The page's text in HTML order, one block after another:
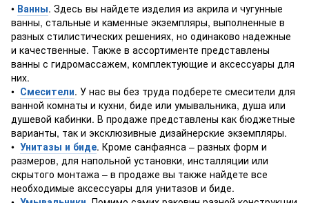
• Ванны. Здесь вы найдете изделия из акрила и чугунные
ванны, стальные и каменные экземпляры, выполненные в
разных стилистических решениях, но одинаково надежные
и качественные. Также в ассортименте представлены
ванны с гидромассажем, комплектующие и аксессуары для
них.
• Смесители. У нас вы без труда подберете смесители для
ванной комнаты и кухни, биде или умывальника, душа или
душевой кабинки. В продаже представлены как бюджетные
варианты, так и эксклюзивные дизайнерские экземпляры.
• Унитазы и биде. Кроме санфаянса – разных форм и
размеров, для напольной установки, инсталляции или
скрытого монтажа – в продаже вы также найдете все
необходимые аксессуары для унитазов и биде.